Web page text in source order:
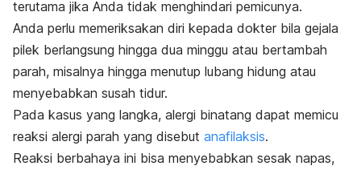
terutama jika Anda tidak menghindari pemicunya.
Anda perlu memeriksakan diri kepada dokter bila gejala
pilek berlangsung hingga dua minggu atau bertambah
parah, misalnya hingga menutup lubang hidung atau
menyebabkan susah tidur.
Pada kasus yang langka, alergi binatang dapat memicu
reaksi alergi parah yang disebut anafilaksis.
Reaksi berbahaya ini bisa menyebabkan sesak napas,